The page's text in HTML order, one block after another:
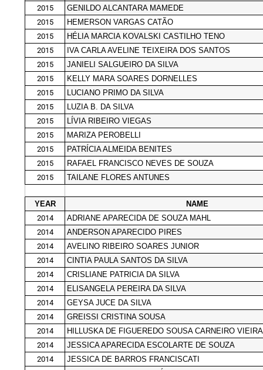
2015
GENILDO ALCANTARA MAMEDE
2015
HEMERSON VARGAS CATÃO
2015
HÉLIA MARCIA KOVALSKI CASTILHO TENO
2015
IVA CARLA AVELINE TEIXEIRA DOS SANTOS
2015
JANIELI SALGUEIRO DA SILVA
2015
KELLY MARA SOARES DORNELLES
2015
LUCIANO PRIMO DA SILVA
2015
LUZIA B. DA SILVA
2015
LÍVIA RIBEIRO VIEGAS
2015
MARIZA PEROBELLI
2015
PATRÍCIA ALMEIDA BENITES
2015
RAFAEL FRANCISCO NEVES DE SOUZA
2015
TAILANE FLORES ANTUNES
YEAR
NAME
2014
ADRIANE APARECIDA DE SOUZA MAHL
2014
ANDERSON APARECIDO PIRES
2014
AVELINO RIBEIRO SOARES JUNIOR
2014
CINTIA PAULA SANTOS DA SILVA
2014
CRISLIANE PATRICIA DA SILVA
2014
ELISANGELA PEREIRA DA SILVA
2014
GEYSA JUCE DA SILVA
2014
GREISSI CRISTINA SOUSA
2014
HILLUSKA DE FIGUEREDO SOUSA CARNEIRO
2014
JESSICA APARECIDA ESCOLARTE DE SOUZA
2014
JESSICA DE BARROS FRANCISCATI